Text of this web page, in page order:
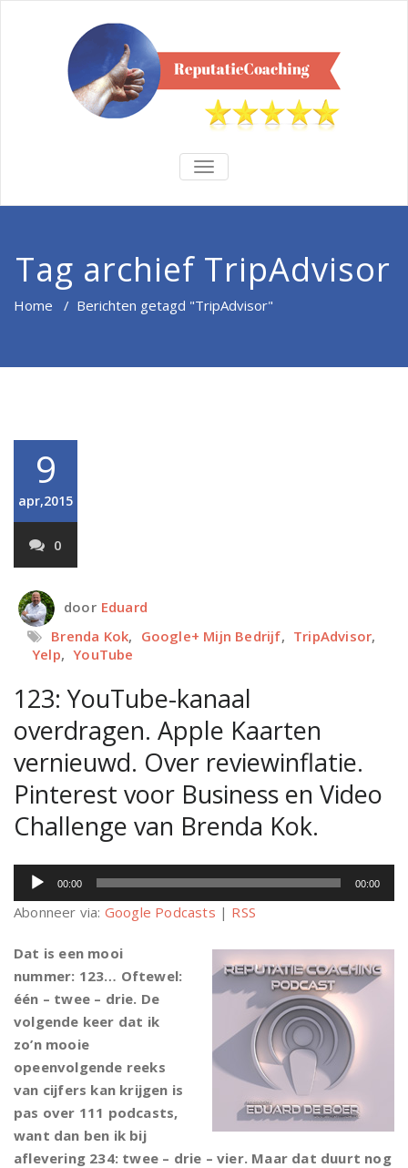
TOGGLE
Tag archief TripAdvisor
Home / Berichten getagd "TripAdvisor"
9
apr,2015
0
door Eduard
Brenda Kok, Google+ Mijn Bedrijf, TripAdvisor,
Yelp, YouTube
123: YouTube-kanaal
overdragen. Apple Kaarten
vernieuwd. Over reviewinflatie.
Pinterest voor Business en Video
Challenge van Brenda Kok.
Audiospeler
00:00 00:00
Abonneer via: Google Podcasts | RSS
Dat is een mooi
nummer: 123… Oftewel:
één – twee – drie. De
volgende keer dat ik
zo’n mooie
opeenvolgende reeks
van cijfers kan krijgen is
pas over 111 podcasts,
want dan ben ik bij
aflevering 234: twee – drie – vier. Maar dat duurt nog